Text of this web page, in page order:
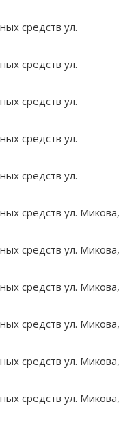
средств ул.
средств ул.
средств ул.
средств ул.
средств ул.
средств ул. Микова,
средств ул. Микова,
средств ул. Микова,
средств ул. Микова,
средств ул. Микова,
средств ул. Микова,